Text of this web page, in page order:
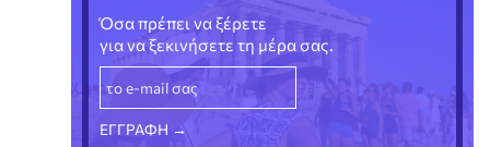
Όσα πρέπει να ξέρετε
για να ξεκινήσετε τη μέρα σας.